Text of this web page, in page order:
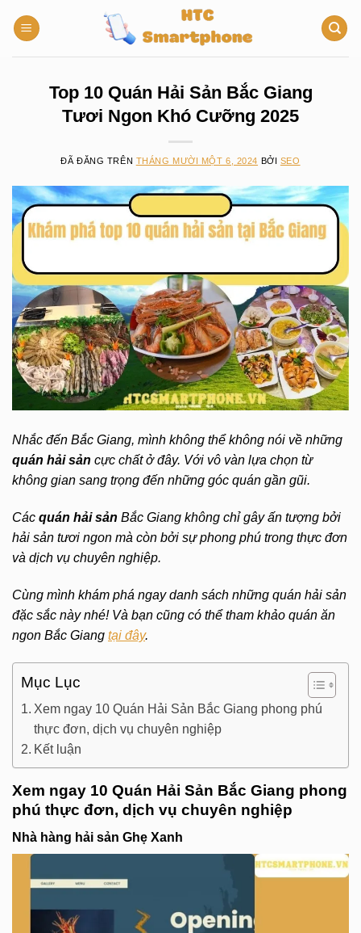
đến
Top 10 Quán Hải Sản Bắc Giang
Tươi Ngon Khó Cưỡng 2025
ĐÃ ĐĂNG TRÊN THÁNG MƯỜI MỘT 6, 2024 BỞI SEO
Nhắc đến Bắc Giang, mình không thể không nói về những
quán hải sản cực chất ở đây. Với vô vàn lựa chọn từ
không gian sang trọng đến những góc quán gần gũi.
Các quán hải sản Bắc Giang không chỉ gây ấn tượng bởi
hải sản tươi ngon mà còn bởi sự phong phú trong thực đơn
và dịch vụ chuyên nghiệp.
Cùng mình khám phá ngay danh sách những quán hải sản
đặc sắc này nhé! Và bạn cũng có thể tham khảo quán ăn
ngon Bắc Giang tại đây.
Mục Lục
Xem ngay 10 Quán Hải Sản Bắc Giang phong phú
thực đơn, dịch vụ chuyên nghiệp
Kết luận
Xem ngay 10 Quán Hải Sản Bắc Giang phong
phú thực đơn, dịch vụ chuyên nghiệp
Nhà hàng hải sản Ghẹ Xanh